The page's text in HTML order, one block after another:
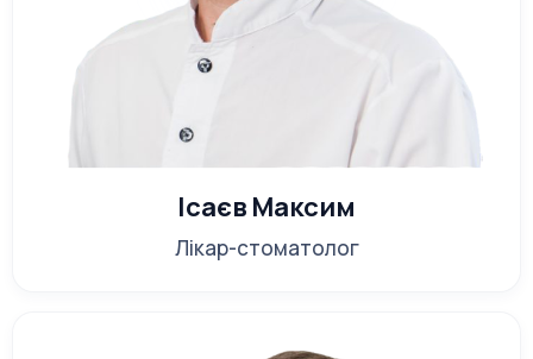
Первинний огляд
і консультація
Анестезія (місцева або провідникова)
Проста або складна екстракція
Обробка лунки та рекомендації по
Просте і складне видалення
Ісаєв Максим
Лікар-стоматолог